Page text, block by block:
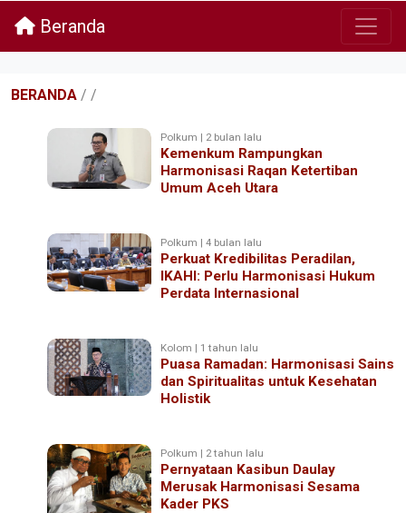
Beranda
BERANDA / /
Polkum | 2 bulan lalu
Kemenkum Rampungkan
Harmonisasi Raqan Ketertiban
Umum Aceh Utara
Polkum | 4 bulan lalu
Perkuat Kredibilitas Peradilan,
IKAHI: Perlu Harmonisasi Hukum
Perdata Internasional
Kolom | 1 tahun lalu
Puasa Ramadan: Harmonisasi Sains
dan Spiritualitas untuk Kesehatan
Holistik
Polkum | 2 tahun lalu
Pernyataan Kasibun Daulay
Merusak Harmonisasi Sesama
Kader PKS